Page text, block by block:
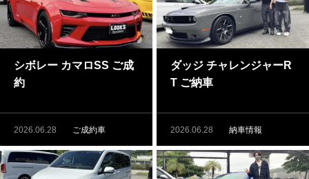
シボレー カマロSS ご成
約
2026.06.28 ご成約車
ダッジ チャレンジャーR
T ご納車
2026.06.28 納車情報